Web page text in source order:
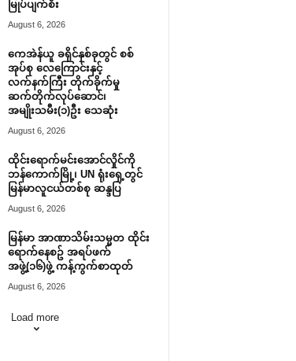
မြုပ်ပျက်စီး
August 6, 2026
ကေအဲန်ယူ ခရိုင်နှစ်ခုတွင် စစ်
အုပ်စု လေကြောင်းနှင့်
လက်နက်ကြီး တိုက်ခိုက်မှု
ဆက်တိုက်လုပ်ဆောင်၊
အမျိုးသမီး(၁)ဦး သေဆုံး
August 6, 2026
ထိုင်းရောက်မင်းအောင်လှိုင်ကို
ဘန်ကောက်မြို့၊ UN ရုံးရှေ့တွင်
မြန်မာလူငယ်တစ်စု ဆန္ဒပြ
August 6, 2026
မြန်မာ အာဏာသိမ်းသမ္မတ ထိုင်း
ရောက်နေစဥ် အရပ်ဖက်
အဖွဲ့(၁၆)ဖွဲ့ ကန့်ကွက်စာထုတ်
August 6, 2026
Load more